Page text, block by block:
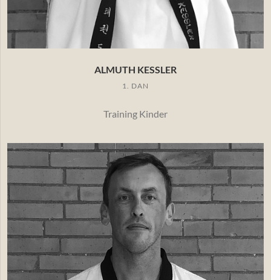
ALMUTH KESSLER
1. DAN
Training Kinder